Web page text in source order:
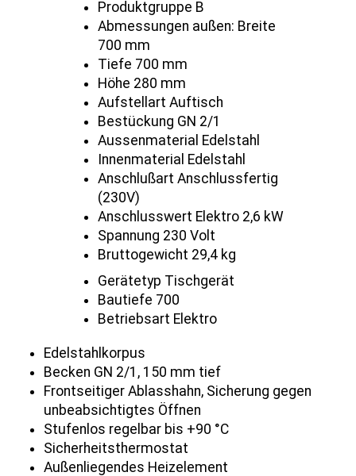
Produktgruppe B
Abmessungen außen: Breite
700 mm
Tiefe 700 mm
Höhe 280 mm
Aufstellart Auftisch
Bestückung GN 2/1
Aussenmaterial Edelstahl
Innenmaterial Edelstahl
Anschlußart Anschlussfertig
(230V)
Anschlusswert Elektro 2,6 kW
Spannung 230 Volt
Bruttogewicht 29,4 kg
Gerätetyp Tischgerät
Bautiefe 700
Betriebsart Elektro
Edelstahlkorpus
Becken GN 2/1, 150 mm tief
Frontseitiger Ablasshahn, Sicherung gegen
unbeabsichtigtes Öffnen
Stufenlos regelbar bis +90 °C
Sicherheitsthermostat
Außenliegendes Heizelement